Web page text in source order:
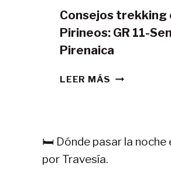
Consejos trekking
Pirineos: GR 11-
Pirenaica
LEER MÁS CONSEJOS
11-
🛏️ Dónde pasar la noche
por Travesía.